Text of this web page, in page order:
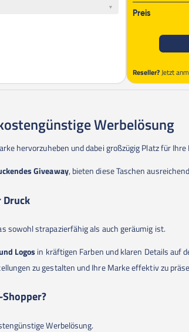
Preis
Reseller?Jetzt
Werbelösung
hervorzuheben und dabei großzügig Platz für
Giveaway, bieten diese Taschen
sowohl strapazierfähig als auch geräumig ist.
Logos in kräftigen Farben und klaren Details auf
zu gestalten und Ihre Marke effektiv zu
Werbelösung.